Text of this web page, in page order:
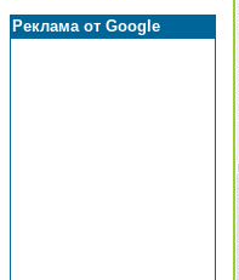
Реклама от Google